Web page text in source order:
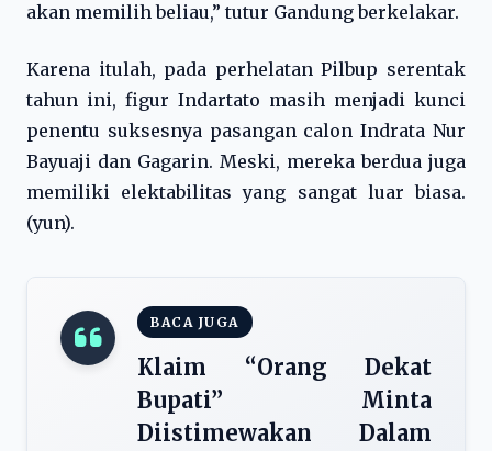
akan memilih beliau,” tutur Gandung berkelakar.
Karena itulah, pada perhelatan Pilbup serentak
tahun ini, figur Indartato masih menjadi kunci
penentu suksesnya pasangan calon Indrata Nur
Bayuaji dan Gagarin. Meski, mereka berdua juga
memiliki elektabilitas yang sangat luar biasa.
(yun).
BACA JUGA
Klaim “Orang Dekat
Bupati” Minta
Diistimewakan Dalam